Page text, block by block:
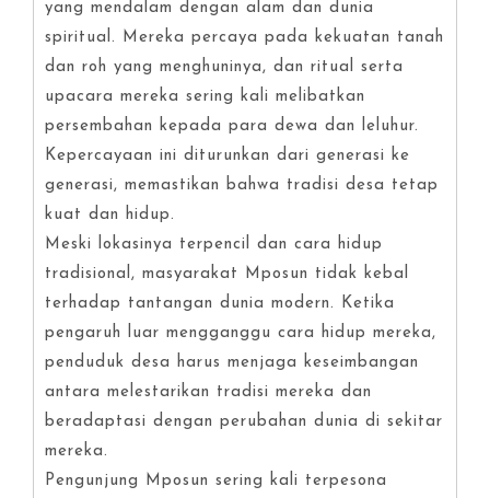
yang mendalam dengan alam dan dunia
spiritual. Mereka percaya pada kekuatan tanah
dan roh yang menghuninya, dan ritual serta
upacara mereka sering kali melibatkan
persembahan kepada para dewa dan leluhur.
Kepercayaan ini diturunkan dari generasi ke
generasi, memastikan bahwa tradisi desa tetap
kuat dan hidup.
Meski lokasinya terpencil dan cara hidup
tradisional, masyarakat Mposun tidak kebal
terhadap tantangan dunia modern. Ketika
pengaruh luar mengganggu cara hidup mereka,
penduduk desa harus menjaga keseimbangan
antara melestarikan tradisi mereka dan
beradaptasi dengan perubahan dunia di sekitar
mereka.
Pengunjung Mposun sering kali terpesona